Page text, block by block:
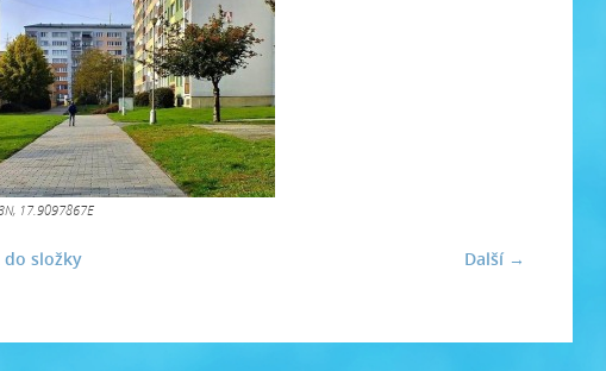
17.9097867E
Další →
do složky